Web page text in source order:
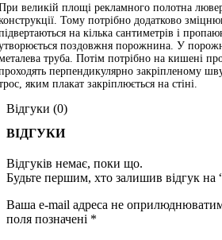
великій площі рекламного полотна
Тому потрібно додатково
на кілька сантиметрів і
поздовжня порожнина. У
труба. Потім потрібно на кишені
перпендикулярно закріпленому
яким плакат закріплюється на стіні.
Відгуки (0)
ВІДГУКИ
Відгуків немає, поки що.
Будьте першим, хто залишив відгук на
Ваша e-mail адреса не
поля позначені *